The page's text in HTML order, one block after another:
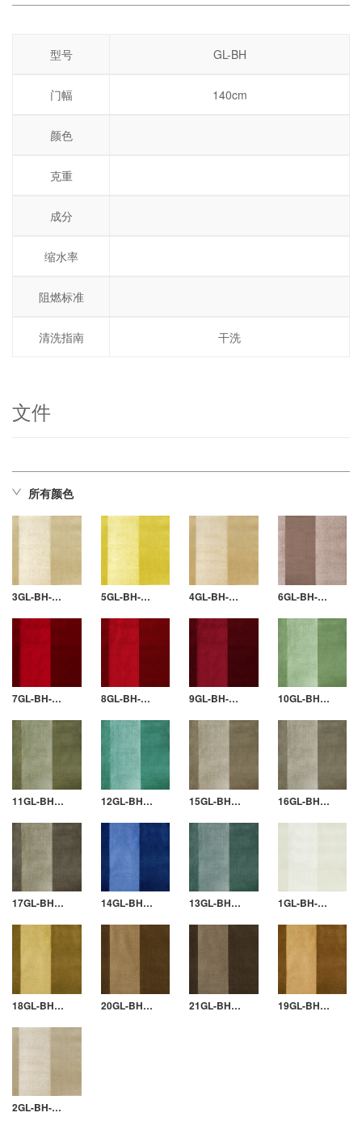
型号 GL-BH
门幅 140cm
颜色
克重
成分
缩水率
阻燃标准
清洗指南 干洗
文件
所有颜色
3GL-BH-E315 5GL-BH-EP69 4GL-BH-5002 6GL-BH-21265
7GL-BH-EP60 8GL-BH-3862 9GL-BH-2010 10GL-BH-EP68
11GL-BH-4004 12GL-BH-3950 15GL-BH-1361 16GL-BH-1131
17GL-BH-4155 14GL-BH-EM1856 13GL-BH-3004 1GL-BH-E09
18GL-BH-4038 20GL-BH-E121 21GL-BH-5008 19GL-BH-E12
2GL-BH-5004